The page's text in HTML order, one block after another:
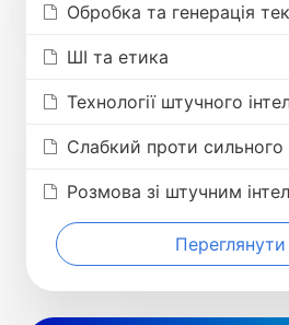
Обробка та генерація
ШІ та етика
Технології штучного
Слабкий проти сильного
Розмова зі штучним
Переглянути